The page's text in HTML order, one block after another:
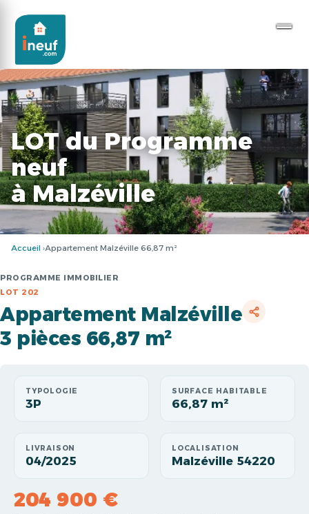
LOT du Programme
neuf
à Malzéville
Accueil Appartement Malzéville 66,87 m²
PROGRAMME IMMOBILIER
LOT 202
Appartement Malzéville
3 pièces 66,87 m²
TYPOLOGIE
3P
SURFACE HABITABLE
66,87 m²
LIVRAISON
04/2025
LOCALISATION
Malzéville 54220
204 900 €